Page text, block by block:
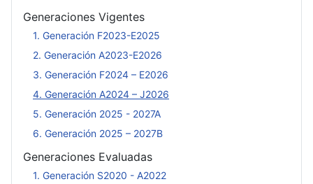
Generaciones Vigentes
1. Generación F2023-E2025
2. Generación A2023-E2026
3. Generación F2024 – E2026
4. Generación A2024 – J2026
5. Generación 2025 - 2027A
6. Generación 2025 – 2027B
Generaciones Evaluadas
1. Generación S2020 - A2022